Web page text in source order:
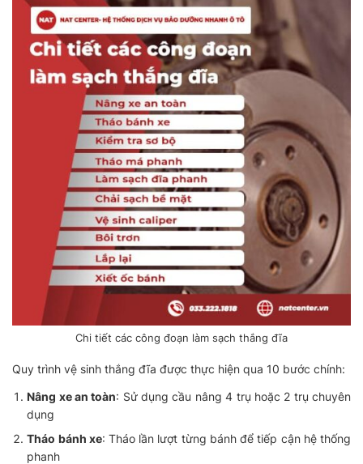
Chi tiết các công đoạn làm sạch thắng đĩa
Quy trình vệ sinh thắng đĩa được thực hiện qua 10 bước chính:
Nâng xe an toàn: Sử dụng cầu nâng 4 trụ hoặc 2 trụ chuyên
dụng
Tháo bánh xe: Tháo lần lượt từng bánh để tiếp cận hệ thống
phanh